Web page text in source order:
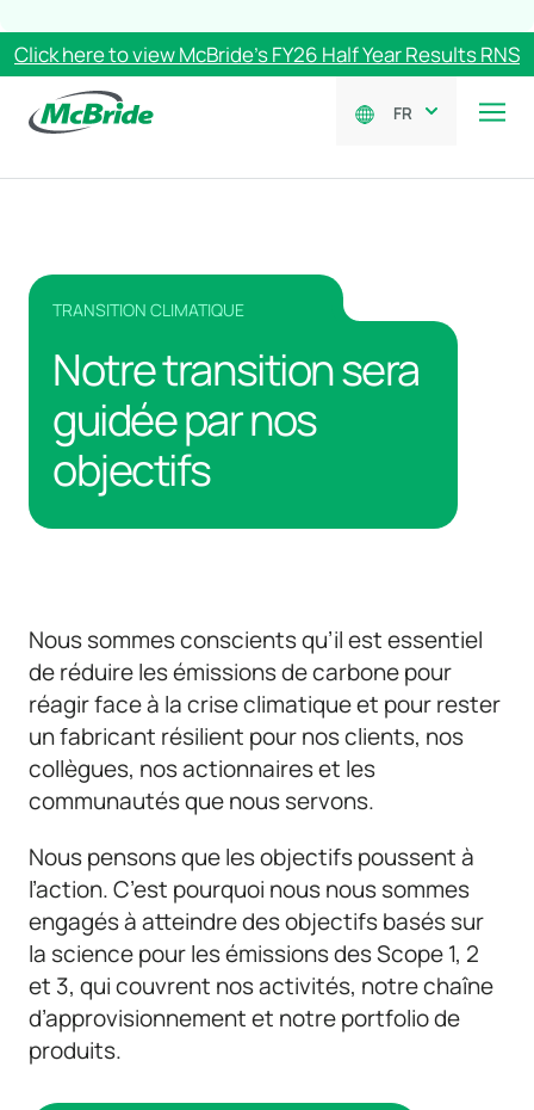
Click here to view McBride’s FY26 Half Year Results RNS
FR
TRANSITION CLIMATIQUE
Notre transition sera
guidée par nos
objectifs
Nous sommes conscients qu’il est essentiel
de réduire les émissions de carbone pour
réagir face à la crise climatique et pour rester
un fabricant résilient pour nos clients, nos
collègues, nos actionnaires et les
communautés que nous servons.
Nous pensons que les objectifs poussent à
l’action. C’est pourquoi nous nous sommes
engagés à atteindre des objectifs basés sur
la science pour les émissions des Scope 1, 2
et 3, qui couvrent nos activités, notre chaîne
d’approvisionnement et notre portfolio de
produits.